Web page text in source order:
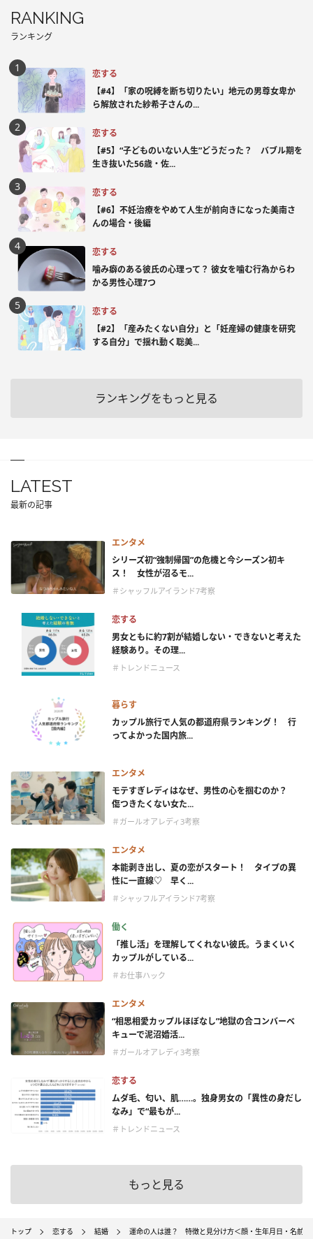
RANKING
ランキング
恋する
【#4】「家の呪縛を断ち切りたい」地元の男尊女卑か
ら解放された紗希子さんの...
恋する
【#5】“子どものいない人生”どうだった？ バブル期を
生き抜いた56歳・佐...
恋する
【#6】不妊治療をやめて人生が前向きになった美南さ
んの場合・後編
恋する
噛み癖のある彼氏の心理って？ 彼女を噛む行為からわ
かる男性心理7つ
恋する
【#2】「産みたくない自分」と「妊産婦の健康を研究
する自分」で揺れ動く聡美...
ランキングをもっと見る
LATEST
最新の記事
エンタメ
シリーズ初“強制帰国”の危機と今シーズン初キ
ス！ 女性が沼るモ...
＃シャッフルアイランド7考察
恋する
男女ともに約7割が結婚しない・できないと考えた
経験あり。その理...
＃トレンドニュース
暮らす
カップル旅行で人気の都道府県ランキング！ 行
ってよかった国内旅...
エンタメ
モテすぎレディはなぜ、男性の心を掴むのか？
傷つきたくない女た...
＃ガールオアレディ3考察
エンタメ
本能剥き出し、夏の恋がスタート！ タイプの異
性に一直線♡ 早く...
＃シャッフルアイランド7考察
働く
「推し活」を理解してくれない彼氏。うまくいく
カップルがしている...
＃お仕事ハック
エンタメ
“相思相愛カップルほぼなし”地獄の合コンバーベ
キューで泥沼婚活...
＃ガールオアレディ3考察
恋する
ムダ毛、匂い、肌……。独身男女の「異性の身だし
なみ」で“最もが...
＃トレンドニュース
もっと見る
トップ 恋する 結婚 運命の人は誰？ 特徴と見分け方＜顔・生年月日・名前＞